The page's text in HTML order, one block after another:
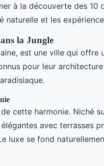
à la découverte des 10
naturelle et les
la Jungle
est une ville qui offre
pour leur
cette harmonie. Niché
avec terrasses
luxe se fond